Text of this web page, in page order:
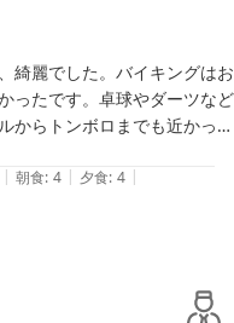
ソフトドリンクの飲み放題
オールインクルーシブサー
ざいます。
い思い出となるよう、今
。
ごしいただける宿を目指
らまたぜひお立ち寄りく
綺麗でした。バイキングはお
ったです。卓球やダーツなど
からトンボロまでも近かった
になりました。
| 朝食: 4 | 夕食: 4 |